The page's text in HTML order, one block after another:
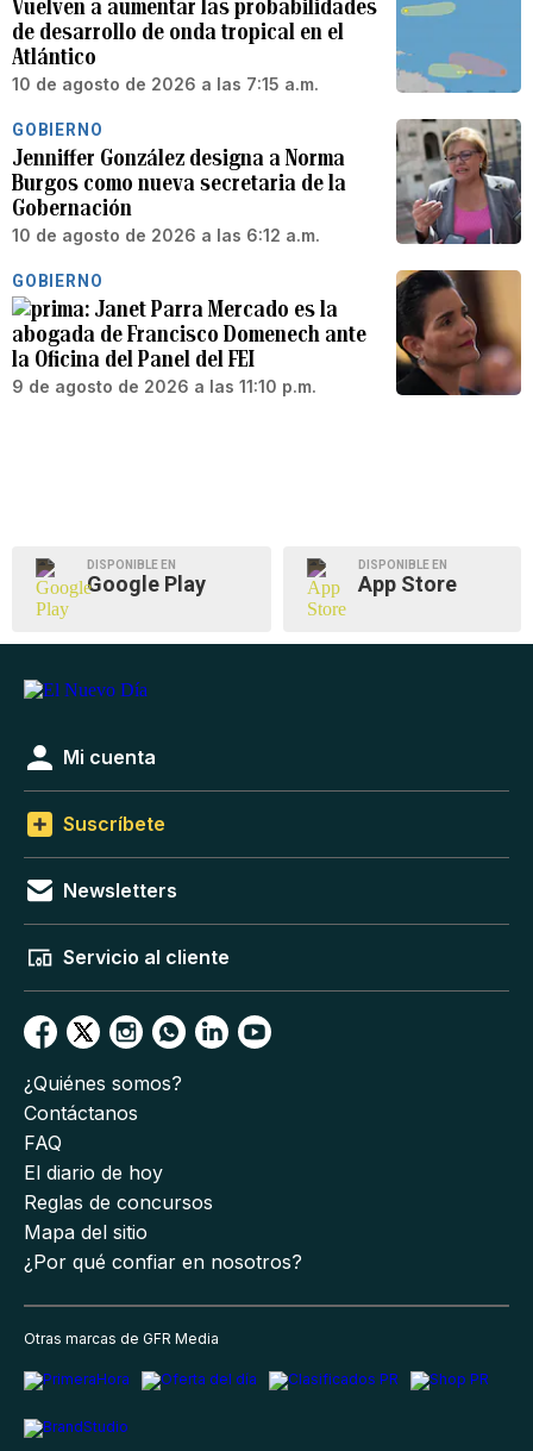
Vuelven a aumentar las probabilidades
de desarrollo de onda tropical en el
Atlántico
10 de agosto de 2026 a las 7:15 a.m.
GOBIERNO
Jenniffer González designa a Norma
Burgos como nueva secretaria de la
Gobernación
10 de agosto de 2026 a las 6:12 a.m.
GOBIERNO
Janet Parra Mercado es la
abogada de Francisco Domenech ante
la Oficina del Panel del FEI
9 de agosto de 2026 a las 11:10 p.m.
DISPONIBLE EN
Google Play
DISPONIBLE EN
App Store
Mi cuenta
Suscríbete
Newsletters
Servicio al cliente
¿Quiénes somos?
Contáctanos
FAQ
El diario de hoy
Reglas de concursos
Mapa del sitio
¿Por qué confiar en nosotros?
Otras marcas de GFR Media